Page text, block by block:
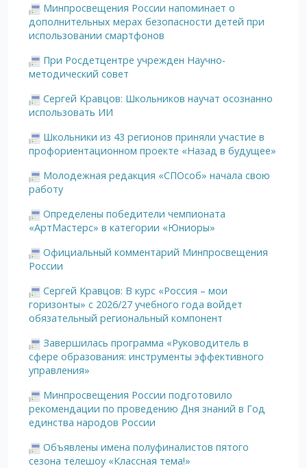
Минпросвещения России напоминает о
дополнительных мерах безопасности детей при
использовании смартфонов
При Росдетцентре учрежден Научно-
методический совет
Сергей Кравцов: Школьников научат осознанно
использовать ИИ
Школьники из 43 регионов приняли участие в
профориентационном проекте «Назад в будущее»
Молодежная редакция «СПОсоб» начала свою
работу
Определены победители чемпионата
«АртМастерс» в категории «Юниоры»
Официальный комментарий Минпросвещения
России
Сергей Кравцов: В курс «Россия – мои
горизонты» с 2026/27 учебного года войдет
обязательный региональный компонент
Завершилась программа «Руководитель в
сфере образования: инструменты эффективного
управления»
Минпросвещения России подготовило
рекомендации по проведению Дня знаний в Год
единства народов России
Объявлены имена полуфиналистов пятого
сезона телешоу «Классная тема!»